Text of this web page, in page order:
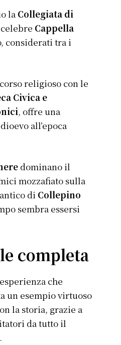
la Collegiata di
Cappella
considerati tra i
religioso con le
Civica e
, offre una
all’epoca
dominano il
mozzafiato sulla
di Collepino
sembra essersi
completa
che
un esempio virtuoso
la storia, grazie a
da tutto il